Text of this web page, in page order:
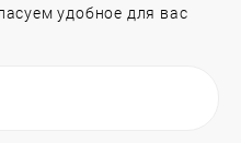
удобное для вас